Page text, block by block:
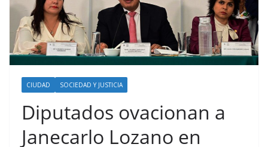
CIUDAD SOCIEDAD Y JUSTICIA
Diputados ovacionan a
Janecarlo Lozano en